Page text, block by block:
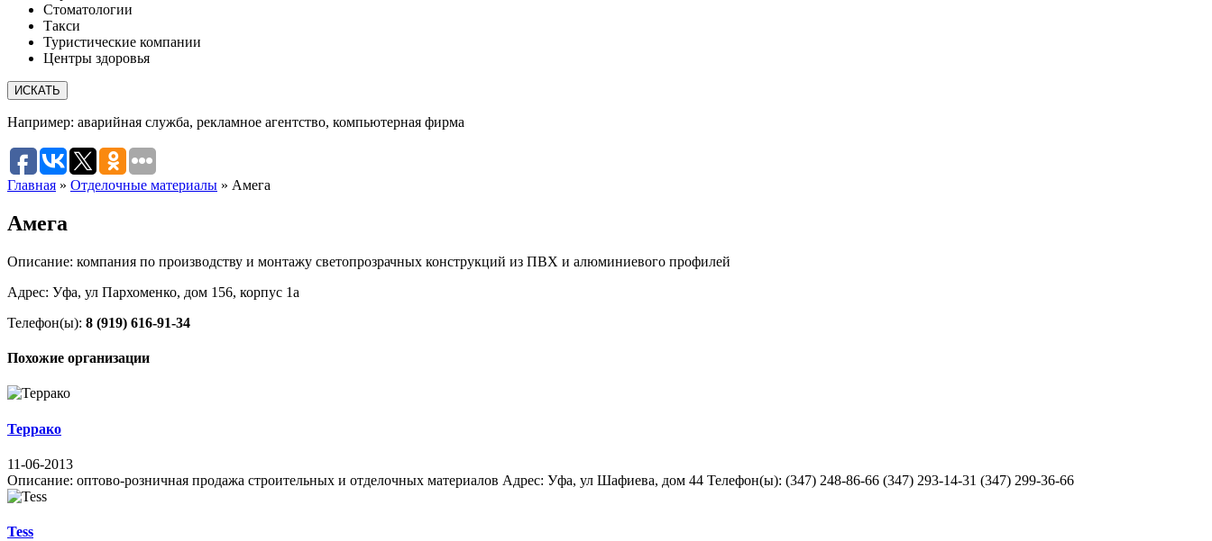
Стоматологии
Такси
Туристические компании
Центры здоровья
Например: аварийная служба, рекламное агентство, компьютерная фирма
Главная » Отделочные материалы » Амега
Амега
Описание: компания по производству и монтажу светопрозрачных конструкций из ПВХ и алюминиевого профилей
Адрес: Уфа, ул Пархоменко, дом 156, корпус 1а
Телефон(ы): 8 (919) 616-91-34
Похожие организации
Террако
11-06-2013
Описание: оптово-розничная продажа строительных и отделочных материалов Адрес: Уфа, ул Шафиева, дом 44 Телефон(ы): (347) 248-86-66 (347) 293-14-31 (347) 299-36-66
Tess